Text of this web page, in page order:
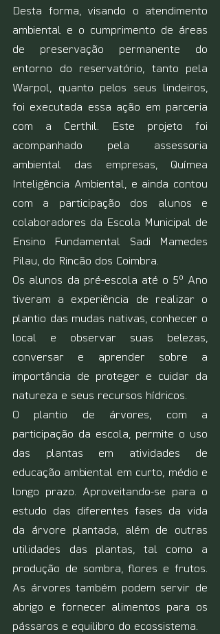
Desta forma, visando o atendimento
ambiental e o cumprimento de áreas
de preservação permanente do
entorno do reservatório, tanto pela
Warpol, quanto pelos seus lindeiros,
foi executada essa ação em parceria
com a Certhil. Este projeto foi
acompanhado pela assessoria
ambiental das empresas, Químea
Inteligência Ambiental, e ainda contou
com a participação dos alunos e
colaboradores da Escola Municipal de
Ensino Fundamental Sadi Mamedes
Pilau, do Rincão dos Coimbra.
Os alunos da pré-escola até o 5º Ano
tiveram a experiência de realizar o
plantio das mudas nativas, conhecer o
local e observar suas belezas,
conversar e aprender sobre a
importância de proteger e cuidar da
natureza e seus recursos hídricos.
O plantio de árvores, com a
participação da escola, permite o uso
das plantas em atividades de
educação ambiental em curto, médio e
longo prazo. Aproveitando-se para o
estudo das diferentes fases da vida
da árvore plantada, além de outras
utilidades das plantas, tal como a
produção de sombra, flores e frutos.
As árvores também podem servir de
abrigo e fornecer alimentos para os
pássaros e equilibro do ecossistema.